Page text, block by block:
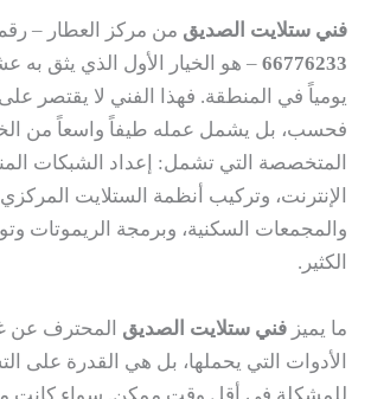
فني ستلايت الصديق من مركز العطار –
66776233 – هو الخيار الأول الذي يثق به
يومياً في المنطقة. فهذا الفني لا يقتصر
فحسب، بل يشمل عمله طيفاً واسعاً من
المتخصصة التي تشمل: إعداد الشبكات
الإنترنت، وتركيب أنظمة الستلايت
والمجمعات السكنية، وبرمجة الريموتات
الكثير.
ما يميز فني ستلايت الصديق المحترف عن
الأدوات التي يحملها، بل هي القدرة على